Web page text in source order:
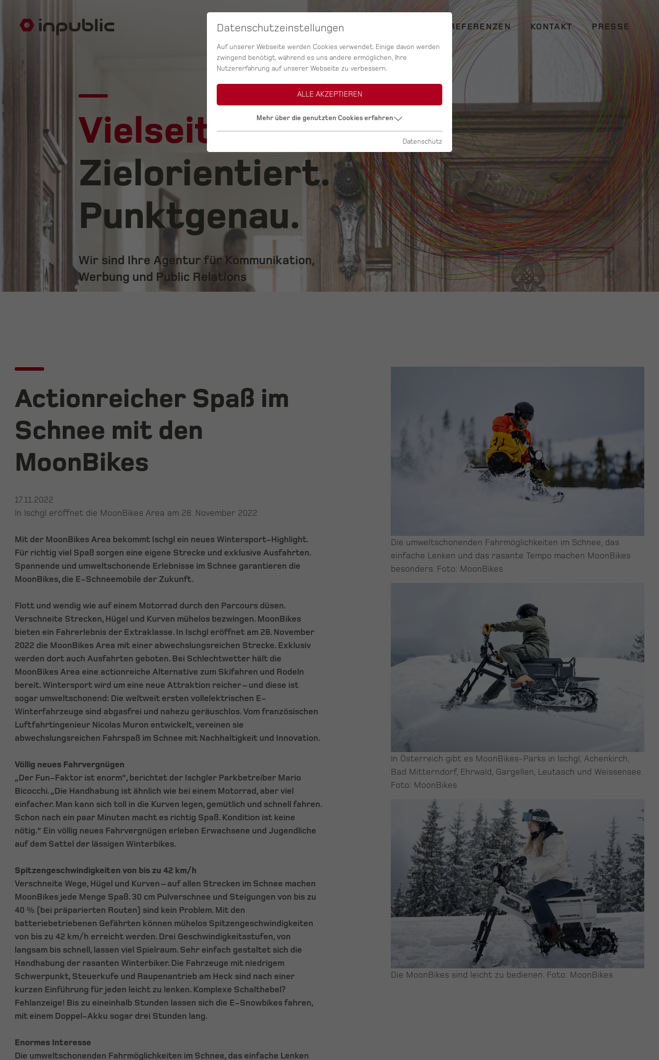
SERVICES AGENTUR REFERENZEN KONTAKT PRESSE
Vielseitig.
Zielorientiert.
Punktgenau.
Wir sind Ihre Agentur für Kommunikation,
Werbung und Public Relations
Actionreicher Spaß im
Schnee mit den
MoonBikes
17.11.2022
In Ischgl eröffnet die MoonBikes Area am 28. November 2022
Mit der MoonBikes Area bekommt Ischgl ein neues Wintersport-Highlight.
Für richtig viel Spaß sorgen eine eigene Strecke und exklusive Ausfahrten.
Spannende und umweltschonende Erlebnisse im Schnee garantieren die
MoonBikes, die E-Schneemobile der Zukunft.
Flott und wendig wie auf einem Motorrad durch den Parcours düsen.
Verschneite Strecken, Hügel und Kurven mühelos bezwingen. MoonBikes
bieten ein Fahrerlebnis der Extraklasse. In Ischgl eröffnet am 28. November
2022 die MoonBikes Area mit einer abwechslungsreichen Strecke. Exklusiv
werden dort auch Ausfahrten geboten. Bei Schlechtwetter hält die
MoonBikes Area eine actionreiche Alternative zum Skifahren und Rodeln
bereit. Wintersport wird um eine neue Attraktion reicher – und diese ist
sogar umweltschonend: Die weltweit ersten vollelektrischen E-
Winterfahrzeuge sind abgasfrei und nahezu geräuschlos. Vom französischen
Luftfahrtingenieur Nicolas Muron entwickelt, vereinen sie
abwechslungsreichen Fahrspaß im Schnee mit Nachhaltigkeit und Innovation.
Völlig neues Fahrvergnügen
„Der Fun-Faktor ist enorm“, berichtet der Ischgler Parkbetreiber Mario
Bicocchi. „Die Handhabung ist ähnlich wie bei einem Motorrad, aber viel
einfacher. Man kann sich toll in die Kurven legen, gemütlich und schnell fahren.
Schon nach ein paar Minuten macht es richtig Spaß. Kondition ist keine
nötig.“ Ein völlig neues Fahrvergnügen erleben Erwachsene und Jugendliche
auf dem Sattel der lässigen Winterbikes.
Spitzengeschwindigkeiten von bis zu 42 km/h
Verschneite Wege, Hügel und Kurven – auf allen Strecken im Schnee machen
MoonBikes jede Menge Spaß. 30 cm Pulverschnee und Steigungen von bis zu
40 % (bei präparierten Routen) sind kein Problem. Mit den
batteriebetriebenen Gefährten können mühelos Spitzengeschwindigkeiten
von bis zu 42 km/h erreicht werden. Drei Geschwindigkeitsstufen, von
langsam bis schnell, lassen viel Spielraum. Sehr einfach gestaltet sich die
Handhabung der rasanten Winterbiker. Die Fahrzeuge mit niedrigem
Schwerpunkt, Steuerkufe und Raupenantrieb am Heck sind nach einer
kurzen Einführung für jeden leicht zu lenken. Komplexe Schalthebel?
Fehlanzeige! Bis zu eineinhalb Stunden lassen sich die E-Snowbikes fahren,
mit einem Doppel-Akku sogar drei Stunden lang.
Enormes Interesse
Die umweltschonenden Fahrmöglichkeiten im Schnee, das einfache Lenken
Die umweltschonenden Fahrmöglichkeiten im Schnee, das
einfache Lenken und das rasante Tempo machen MoonBikes
besonders. Foto: MoonBikes
In Österreich gibt es MoonBikes-Parks in Ischgl, Achenkirch,
Bad Mitterndorf, Ehrwald, Gargellen, Leutasch und Weissensee.
Foto: MoonBikes
Die MoonBikes sind leicht zu bedienen. Foto: MoonBikes
Datenschutzeinstellungen
Auf unserer Webseite werden Cookies verwendet. Einige davon werden
zwingend benötigt, während es uns andere ermöglichen, Ihre
Nutzererfahrung auf unserer Webseite zu verbessern.
ALLE AKZEPTIEREN
Mehr über die genutzten Cookies erfahren
Datenschutz